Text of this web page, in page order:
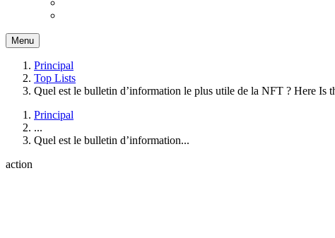
Menu
Principal
Top Lists
Quel est le bulletin d’information le plus utile de la NFT ? Here
Principal
...
Quel est le bulletin d’information...
action